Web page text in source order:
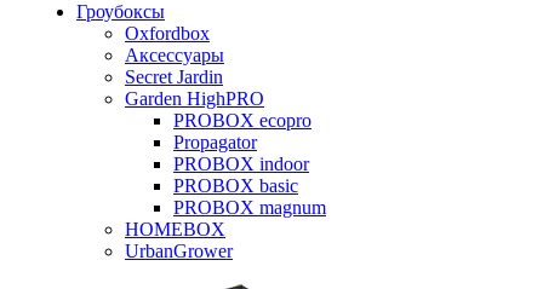
Гроубоксы
Oxfordbox
Аксессуары
Secret Jardin
Garden HighPRO
PROBOX ecopro
Propagator
PROBOX indoor
PROBOX basic
PROBOX magnum
HOMEBOX
UrbanGrower